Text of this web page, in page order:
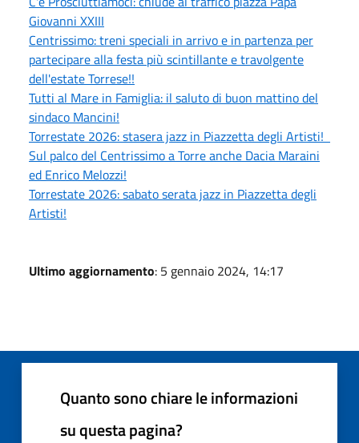
Giovanni XXIII
Centrissimo: treni speciali in arrivo e in partenza per
partecipare alla festa più scintillante e travolgente
dell'estate Torrese!!
Tutti al Mare in Famiglia: il saluto di buon mattino del
sindaco Mancini!
Torrestate 2026: stasera jazz in Piazzetta degli Artisti!
Sul palco del Centrissimo a Torre anche Dacia Maraini
ed Enrico Melozzi!
Torrestate 2026: sabato serata jazz in Piazzetta degli
Artisti!
Ultimo aggiornamento: 5 gennaio 2024, 14:17
Quanto sono chiare le informazioni
su questa pagina?